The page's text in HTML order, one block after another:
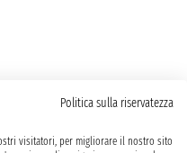
Politica sulla riservatezza
visitatori, per migliorare il nostro sito